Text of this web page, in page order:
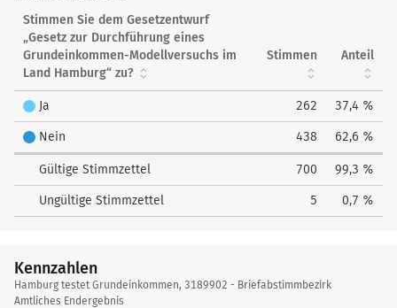
Grundeinkommen
Stimmen Sie dem Gesetzentwurf
„Gesetz zur Durchführung eines
Grundeinkommen-Modellversuchs im
Land Hamburg“ zu?
Stimmen Anteil
Ja 262 37,4 %
Nein 438 62,6 %
Gültige Stimmzettel 700 99,3 %
Ungültige Stimmzettel 5 0,7 %
Kennzahlen
Kennzahlen
Hamburg testet Grundeinkommen, 3189902 - Briefabstimmbezirk
Amtliches Endergebnis